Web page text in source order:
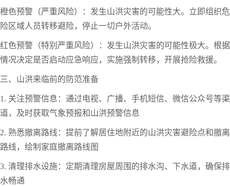
橙色预警（严重风险）：发生山洪灾害的可能性大。立即组织危
险区域人员转移避险，停止一切户外活动。
红色预警（特别严重风险）：发生山洪灾害的可能性极大。根据
情况决定是否启动应急响应，实施强制转移，开展抢险救援。
三、山洪来临前的防范准备
1. 关注预警信息：通过电视、广播、手机短信、微信公众号等渠
道，及时获取气象预报和山洪预警信息
2. 熟悉撤离路线：提前了解居住地附近的山洪灾害避险点和撤离
路线，绘制家庭撤离路线图
3. 清理排水设施：定期清理房屋周围的排水沟、下水道，确保排
水畅通